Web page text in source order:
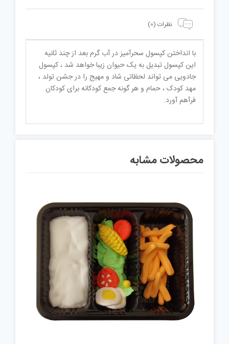
نظرات (0)
با انداختن کپسول سحرآمیز در آب گرم بعد از چند ثانیه
این کپسول تبدیل به یک حیوان زیبا خواهد شد ، کپسول
جادویی می تواند لحظاتی شاد و مهیج را در جشن تولد ،
مهد کودک ، حمام و هر گونه جمع کودکانه برای کودکان
فرآهم آورد.
محصولات مشابه